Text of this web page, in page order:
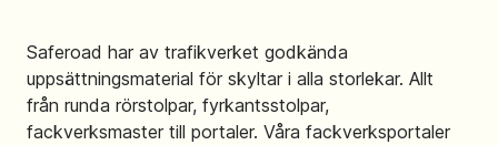
Saferoad har av trafikverket godkända
uppsättningsmaterial för skyltar i alla storlekar. Allt
från runda rörstolpar, fyrkantsstolpar,
fackverksmaster till portaler. Våra fackverksportaler